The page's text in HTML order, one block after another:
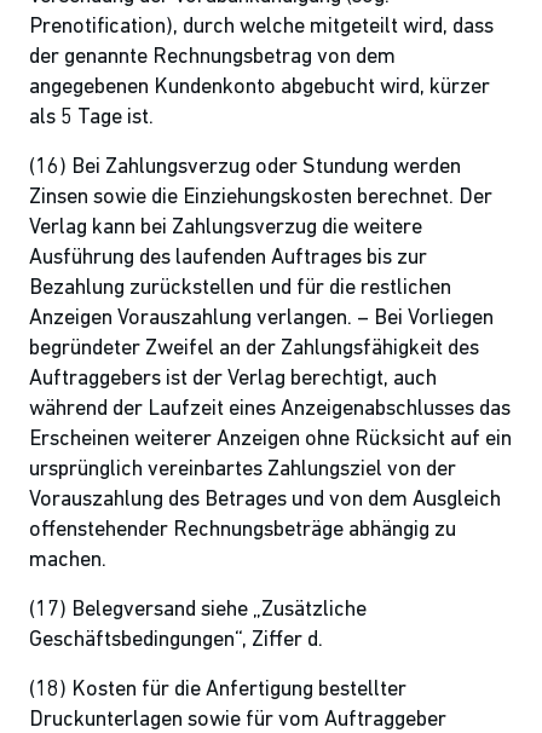
Prenotification), durch welche mitgeteilt wird, dass
der genannte Rechnungsbetrag von dem
angegebenen Kundenkonto abgebucht wird, kürzer
als 5 Tage ist.
(16) Bei Zahlungsverzug oder Stundung werden
Zinsen sowie die Einziehungskosten berechnet. Der
Verlag kann bei Zahlungsverzug die weitere
Ausführung des laufenden Auftrages bis zur
Bezahlung zurückstellen und für die restlichen
Anzeigen Vorauszahlung verlangen. – Bei Vorliegen
begründeter Zweifel an der Zahlungsfähigkeit des
Auftraggebers ist der Verlag berechtigt, auch
während der Laufzeit eines Anzeigenabschlusses das
Erscheinen weiterer Anzeigen ohne Rücksicht auf ein
ursprünglich vereinbartes Zahlungsziel von der
Vorauszahlung des Betrages und von dem Ausgleich
offenstehender Rechnungsbeträge abhängig zu
machen.
(17) Belegversand siehe „Zusätzliche
Geschäftsbedingungen“, Ziffer d.
(18) Kosten für die Anfertigung bestellter
Druckunterlagen sowie für vom Auftraggeber